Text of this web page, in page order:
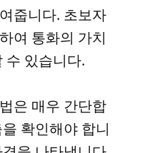
줍니다. 초보자
여 통화의 가치
수 있습니다.
은 매우 간단합
확인해야 합니